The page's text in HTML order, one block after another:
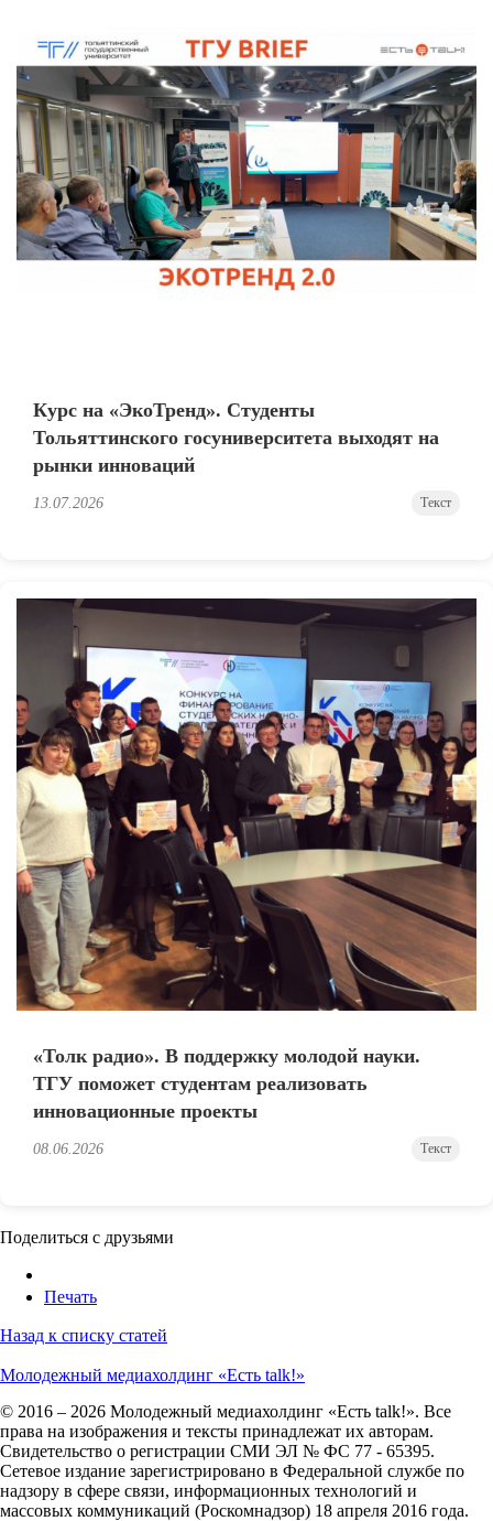
Курс на «ЭкоТренд». Студенты
Тольяттинского госуниверситета выходят на
рынки инноваций
13.07.2026 Текст
«Толк радио». В поддержку молодой науки.
ТГУ поможет студентам реализовать
инновационные проекты
08.06.2026 Текст
Поделиться с друзьями
Печать
Назад к списку статей
Молодежный медиахолдинг «Есть talk!»
© 2016 – 2026 Молодежный медиахолдинг «Есть talk!». Все
права на изображения и тексты принадлежат их авторам.
Свидетельство о регистрации СМИ ЭЛ № ФС 77 - 65395.
Сетевое издание зарегистрировано в Федеральной службе по
надзору в сфере связи, информационных технологий и
массовых коммуникаций (Роскомнадзор) 18 апреля 2016 года.